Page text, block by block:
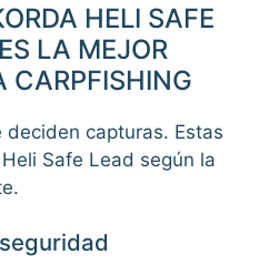
HELI SAFE
LA MEJOR
CARPFISHING
capturas. Estas
Safe Lead según la